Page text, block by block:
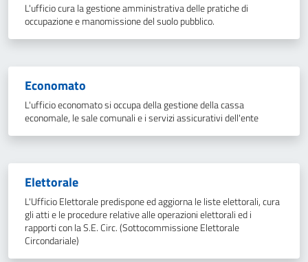
L'ufficio cura la gestione amministrativa delle pratiche di
occupazione e manomissione del suolo pubblico.
Economato
L'ufficio economato si occupa della gestione della cassa
economale, le sale comunali e i servizi assicurativi dell'ente
Elettorale
L'Ufficio Elettorale predispone ed aggiorna le liste elettorali, cura
gli atti e le procedure relative alle operazioni elettorali ed i
rapporti con la S.E. Circ. (Sottocommissione Elettorale
Circondariale)